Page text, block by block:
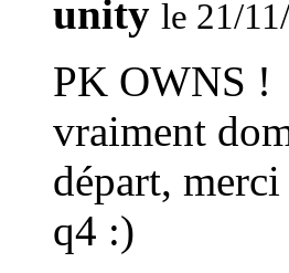
unity le 21/
PK OWNS !
vraiment
départ,
q4 :)